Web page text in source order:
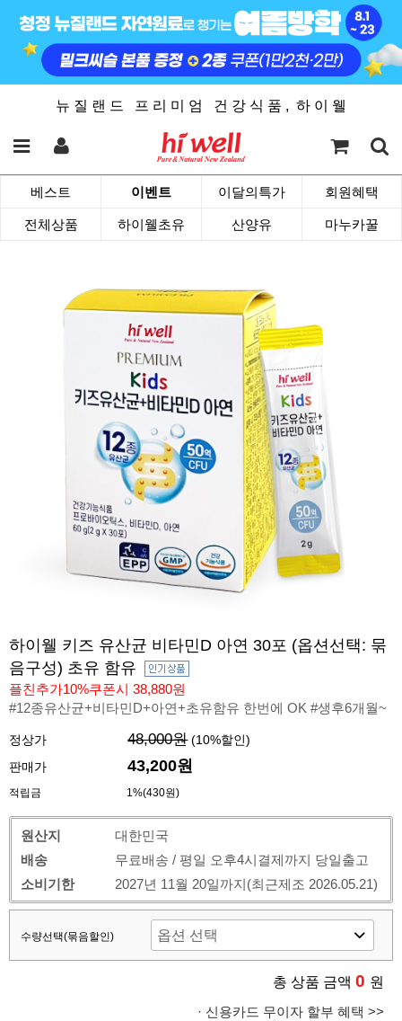
뉴 질 랜 드 프 리 미 엄 건 강 식 품 , 하 이 웰
베스트 이벤트 이달의특가 회원혜택
전체상품 하이웰초유 산양유 마누카꿀
하이웰 키즈 유산균 비타민D 아연 30포 (옵션선택: 묶
음구성) 초유 함유
플친추가10%쿠폰시 38,880원
#12종유산균+비타민D+아연+초유함유 한번에 OK #생후6개월~
정상가 48,000원 (10%할인)
판매가
43,200원
적립금 1%(430원)
원산지
대한민국
배송
무료배송 / 평일 오후4시결제까지 당일출고
소비기한
2027년 11월 20일까지(최근제조 2026.05.21)
수량선택(묶음할인)
총 상품 금액 0 원
· 신용카드 무이자 할부 혜택 >>